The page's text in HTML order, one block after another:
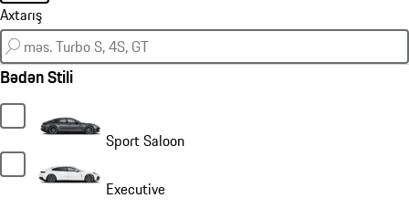
Bədən Stili
Sport Saloon
Executive